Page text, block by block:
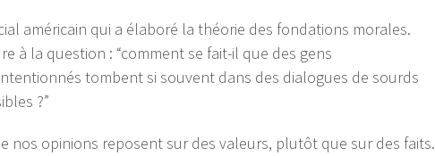
américain qui a élaboré la théorie des fondations morales.
à la question : “comment se fait-il que des gens
tombent si souvent dans des dialogues de sourds
?”
nos opinions reposent sur des valeurs, plutôt que sur des faits.